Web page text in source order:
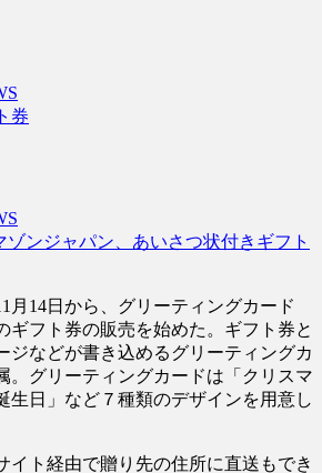
券
ゾンジャパン、あいさつ状付きギフト
月14日から、グリーティングカード
ギフト券の販売を始めた。ギフト券と
ジなどが書き込めるグリーティングカ
。グリーティングカードは「クリスマ
生日」など７種類のデザインを用意し
イト経由で贈り先の住所に直送もでき